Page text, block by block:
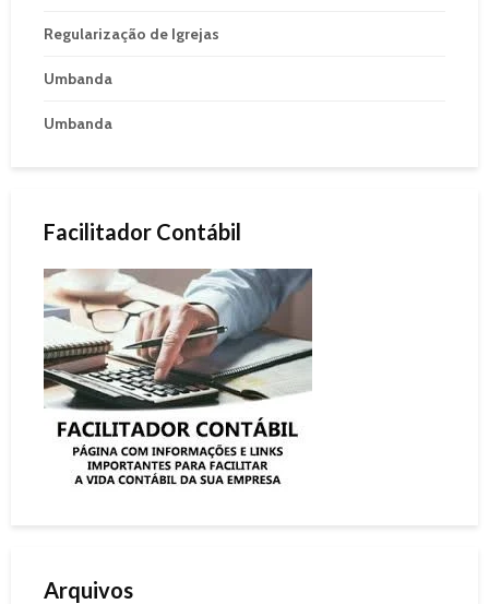
Regularização de Igrejas
Umbanda
Umbanda
Facilitador Contábil
Arquivos